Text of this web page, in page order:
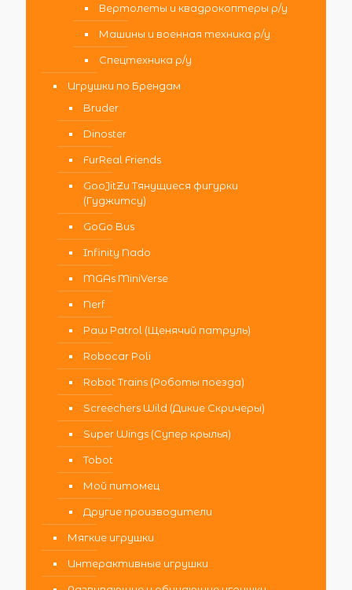
Вертолеты и квадрокоптеры р/у
Машины и военная техника р/у
Спецтехника р/у
Игрушки по Брендам
Bruder
Dinoster
FurReal Friends
GooJitZu Тянущиеся фигурки
(Гуджитсу)
GoGo Bus
Infinity Nado
MGAs MiniVerse
Nerf
Paw Patrol (Щенячий патруль)
Robocar Poli
Robot Trains (Роботы поезда)
Screechers Wild (Дикие Скричеры)
Super Wings (Супер крылья)
Tobot
Мой питомец
Другие производители
Мягкие игрушки
Интерактивные игрушки